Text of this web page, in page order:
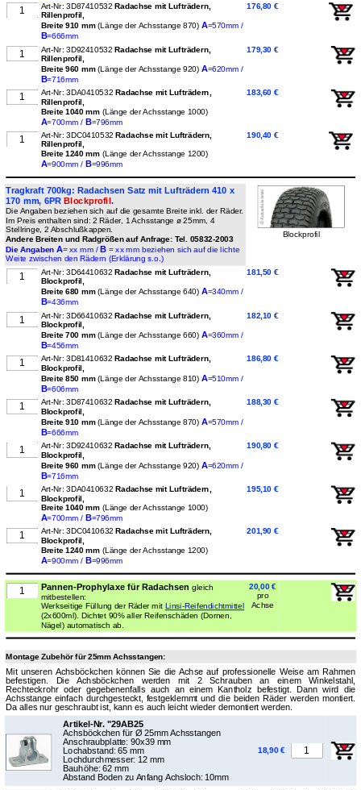
Art-Nr: 3D87410532 Radachse mit Lufträdern,
Rillenprofil,
Breite 910 mm(Länge der Achsstange 870) A=570mm /
B=666mm
176,80 €
Art-Nr: 3D92410532 Radachse mit Lufträdern,
Rillenprofil,
Breite 960 mm(Länge der Achsstange 920) A=620mm /
B=716mm
179,30 €
Art-Nr: 3DA0410532 Radachse mit Lufträdern,
Rillenprofil,
Breite 1040 mm (Länge der Achsstange 1000)
A=700mm / B=796mm
183,60 €
Art-Nr: 3DC0410532 Radachse mit Lufträdern,
Rillenprofil,
Breite 1240 mm (Länge der Achsstange 1200)
A=900mm / B=996mm
190,40 €
Tragkraft 700kg: Radachsen Satz mit Lufträdern 410 x
170 mm, 6PR Blockprofil .
Die Angaben beziehen sich auf die gesamte Breite inkl. der Räder.
Im Preis enthalten sind: 2 Räder, 1 Achsstange ø 25mm, 4
Stellringe, 2 Abschlußkappen.
Andere Breiten und Radgrößen auf Anfrage: Tel. 05832-2003
Die AngabenA= xx mm / B = xx mm beziehen sich auf die lichte
Weite zwischen den Rädern (Erklärung s.o.)
Blockprofil
Art-Nr: 3D64410632Radachse mit Lufträdern,
Blockprofil,
Breite 680 mm(Länge der Achsstange 640) A=340mm /
B=436mm
181,50 €
Art-Nr: 3D66410632 Radachse mit Lufträdern,
Blockprofil,
Breite 700 mm(Länge der Achsstange 660) A=360mm /
B=456mm
182,10 €
Art-Nr: 3D81410632 Radachse mit Lufträdern,
Blockprofil,
Breite 850 mm(Länge der Achsstange 810) A=510mm /
B=606mm
186,80 €
Art-Nr: 3D87410632 Radachse mit Lufträdern,
Blockprofil,
Breite 910 mm(Länge der Achsstange 870) A=570mm /
B=666mm
188,30 €
Art-Nr: 3D92410632 Radachse mit Lufträdern,
Blockprofil,
Breite 960 mm(Länge der Achsstange 920) A=620mm /
B=716mm
190,80 €
Art-Nr: 3DA0410632 Radachse mit Lufträdern,
Blockprofil,
Breite 1040 mm (Länge der Achsstange 1000)
A=700mm / B=796mm
195,10 €
Art-Nr: 3DC0410632 Radachse mit Lufträdern,
Blockprofil,
Breite 1240 mm (Länge der Achsstange 1200)
A=900mm / B=996mm
201,90 €
Pannen-Prophylaxe für Radachsengleich
mitbestellen:
Werkseitige Füllung der Räder mit Linsi-Reifendichtmittel
(2x600ml). Dichtet 90% aller Reifenschäden (Dornen,
Nägel) automatisch ab.
20,00 €
pro
Achse
Montage Zubehör für 25mm Achsstangen:
Mit unseren Achsböckchen können Sie die Achse auf professionelle Weise am Rahmen
befestigen. Die Achsböckchen werden mit 2 Schrauben an einem Winkelstahl,
Rechteckrohr oder gegebenenfalls auch an einem Kantholz befestigt. Dann wird die
Achsstange einfach durchgesteckt, festgeklemmt und die beiden Räder werden montiert.
Da alles nur geschraubt ist, kann es auch leicht wieder demontiert werden.
Artikel-Nr. "29AB25
Achsböckchen für Ø 25mm Achsstangen
Anschraubplatte: 90x39 mm
Lochabstand: 65 mm
Lochdurchmesser: 12 mm
Bauhöhe: 62 mm
Abstand Boden zu Anfang Achsloch: 10mm
18,90 €